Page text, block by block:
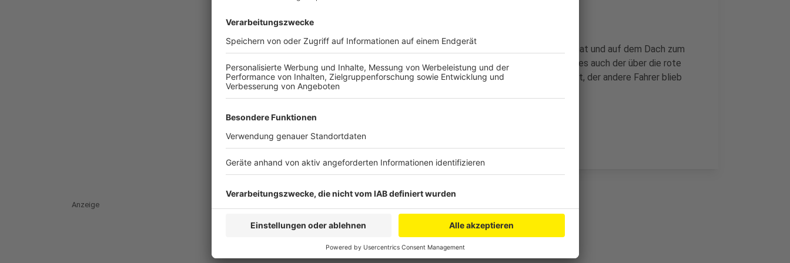
Der Aufprall war so stark, dass sich ein Auto dabei überschlagen hat und auf dem Dach zum
stehen kam. Der Fahrer konnte selbstständig aussteigen - Er war es auch der über die rote
Ampel gefahren ist. Er wurde vorsorglich ins Krankenhaus gebracht, der andere Fahrer blieb
unverletzt.
Anzeige
Anzeige